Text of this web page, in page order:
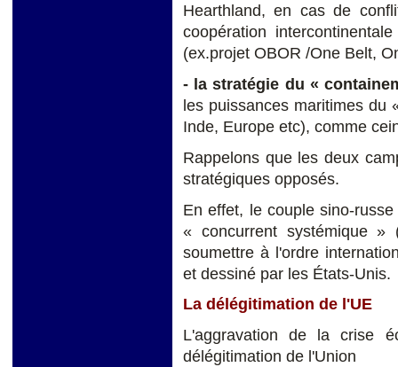
Hearthland, en cas de
coopération
(ex.projet OBOR /One Belt,
- la stratégie du «
les puissances maritimes du
Inde, Europe etc), comme
Rappelons que les deux
stratégiques opposés.
En effet, le couple sino-
« concurrent systémique
soumettre à l'ordre
et dessiné par les États-Unis.
La délégitimation de l'UE
L'aggravation de la crise
délégitimation de l'Union